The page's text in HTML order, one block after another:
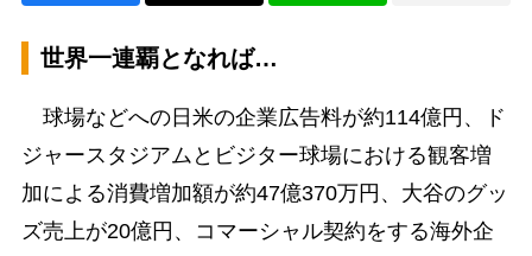
世界一連覇となれば…
球場などへの日米の企業広告料が約114億円、ド
ジャースタジアムとビジター球場における観客増
加による消費増加額が約47億370万円、大谷のグッ
ズ売上が20億円、コマーシャル契約をする海外企